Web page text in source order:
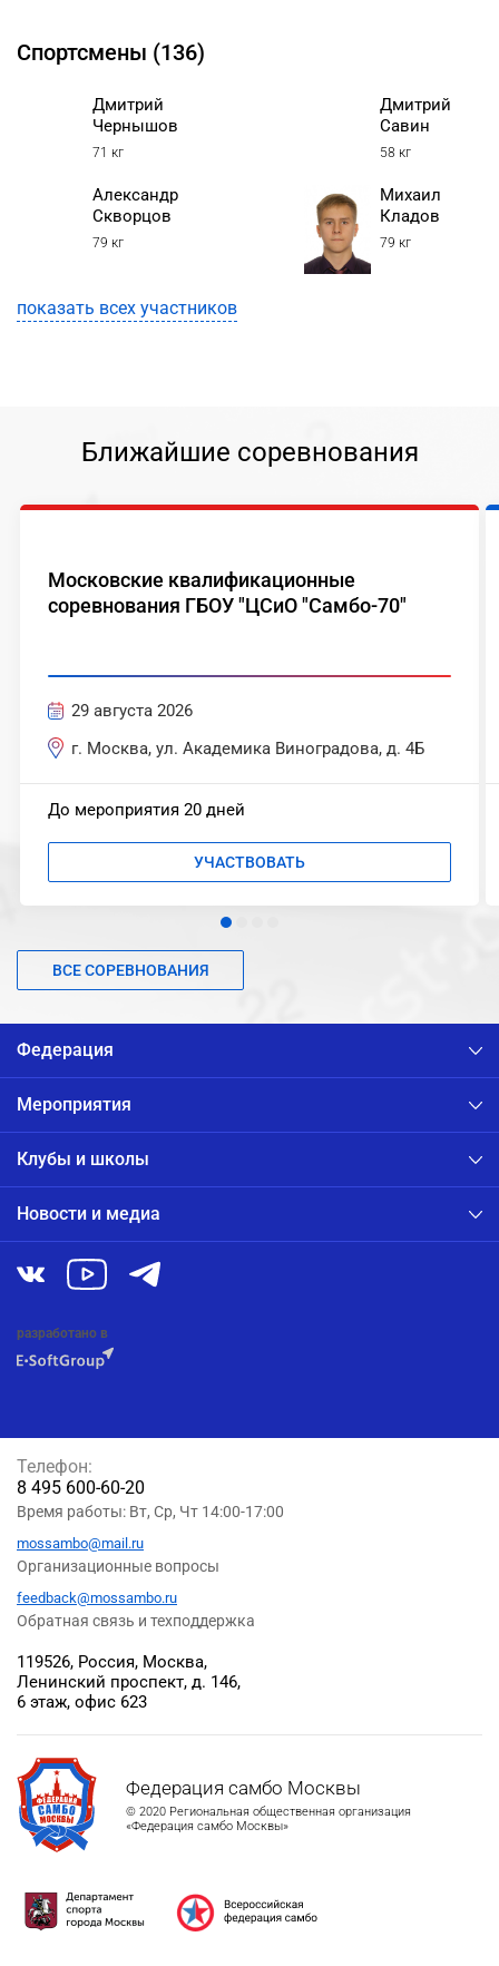
Спортсмены (136)
Дмитрий
Чернышов
71 кг
Дмитрий
Савин
58 кг
Александр
Скворцов
79 кг
Михаил
Кладов
79 кг
показать всех участников
Ближайшие соревнования
Московские квалификационные
соревнования ГБОУ "ЦСиО "Самбо-70"
29 августа 2026
г. Москва, ул. Академика Виноградова, д. 4Б
До мероприятия 20 дней
УЧАСТВОВАТЬ
ВСЕ СОРЕВНОВАНИЯ
Федерация
Мероприятия
Клубы и школы
Новости и медиа
разработано в
Федерация самбо Москвы
© 2020 Региональная общественная организация
«Федерация самбо Москвы»
119526, Россия, Москва,
Ленинский проспект, д. 146,
6 этаж, офис 623
Телефон:
8 495 600-60-20
Время работы: Вт, Ср, Чт 14:00-17:00
mossambo@mail.ru
Организационные вопросы
feedback@mossambo.ru
Обратная связь и техподдержка